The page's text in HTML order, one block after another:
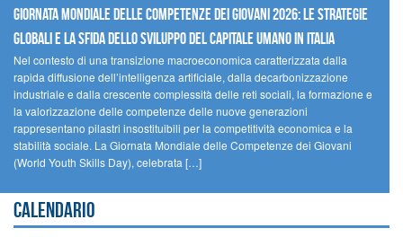
GIORNATA MONDIALE DELLE COMPETENZE DEI GIOVANI 2026: LE STRATEGIE
GLOBALI E LA SFIDA DELLO SVILUPPO DEL CAPITALE UMANO IN ITALIA
Nel contesto di una transizione macroeconomica caratterizzata dalla
rapida diffusione dell’intelligenza artificiale, dalla decarbonizzazione
industriale e dalla crescente complessità delle reti sociali, la formazione e
la valorizzazione delle competenze delle nuove generazioni
rappresentano pilastri insostituibili per la competitività economica e la
stabilità sociale. La Giornata Mondiale delle Competenze dei Giovani
(World Youth Skills Day), celebrata […]
Calendario